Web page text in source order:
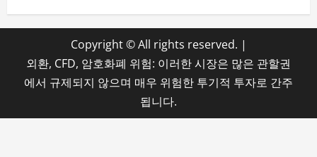
Copyright © All rights reserved. |
외환, CFD, 암호화폐 위험: 이러한 시장은 많은 관할권
에서 규제되지 않으며 매우 위험한 투기적 투자로 간주
됩니다.